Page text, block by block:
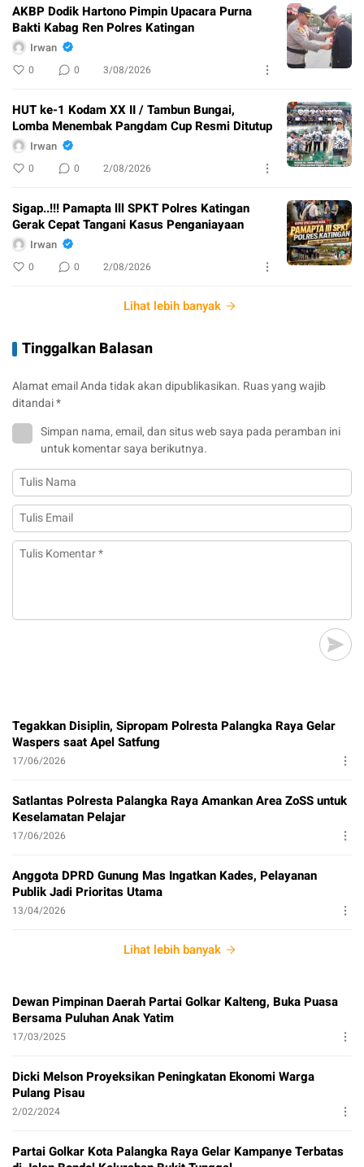
AKBP Dodik Hartono Pimpin Upacara Purna
Bakti Kabag Ren Polres Katingan
Irwan
0 0 3/08/2026
HUT ke-1 Kodam XX II / Tambun Bungai,
Lomba Menembak Pangdam Cup Resmi Ditutup
Irwan
0 0 2/08/2026
Sigap..!!! Pamapta lll SPKT Polres Katingan
Gerak Cepat Tangani Kasus Penganiayaan
Irwan
0 0 2/08/2026
Lihat lebih banyak
Tinggalkan Balasan
Alamat email Anda tidak akan dipublikasikan. Ruas yang wajib
ditandai*
Simpan nama, email, dan situs web saya pada peramban ini
untuk komentar saya berikutnya.
Tegakkan Disiplin, Sipropam Polresta Palangka Raya Gelar
Waspers saat Apel Satfung
17/06/2026
Satlantas Polresta Palangka Raya Amankan Area ZoSS untuk
Keselamatan Pelajar
17/06/2026
Anggota DPRD Gunung Mas Ingatkan Kades, Pelayanan
Publik Jadi Prioritas Utama
13/04/2026
Lihat lebih banyak
Dewan Pimpinan Daerah Partai Golkar Kalteng, Buka Puasa
Bersama Puluhan Anak Yatim
17/03/2025
Dicki Melson Proyeksikan Peningkatan Ekonomi Warga
Pulang Pisau
2/02/2024
Partai Golkar Kota Palangka Raya Gelar Kampanye Terbatas